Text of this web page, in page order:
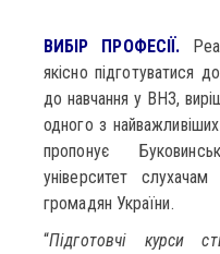
ВИБІР ПРОФЕСІЇ.
якісно підготуватися
до навчання у ВНЗ,
одного з
пропонує
університет
громадян України.
“Підготовчі курси